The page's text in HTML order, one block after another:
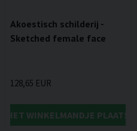
Akoestisch schilderij -
Sketched female face
128,65 EUR
HET WINKELMANDJE PLAATSEN